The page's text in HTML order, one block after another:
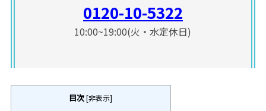
0120-10-5322
10:00~19:00(火・水定休日)
目次[非表示]